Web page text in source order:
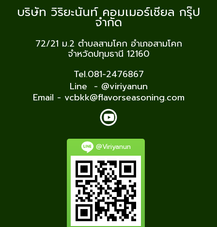
บริษัท วิริยะนันท์ คอมเมอร์เชียล กรุ๊ป
จำกัด
72/21 ม.2 ตำบลสามโคก อำเภอสามโคก
จำหวัดปทุมธานี 12160
Tel.081-2476867
Line - @viriyanun
Email - vcbkk@flavorseasoning.com
@Viriyanun